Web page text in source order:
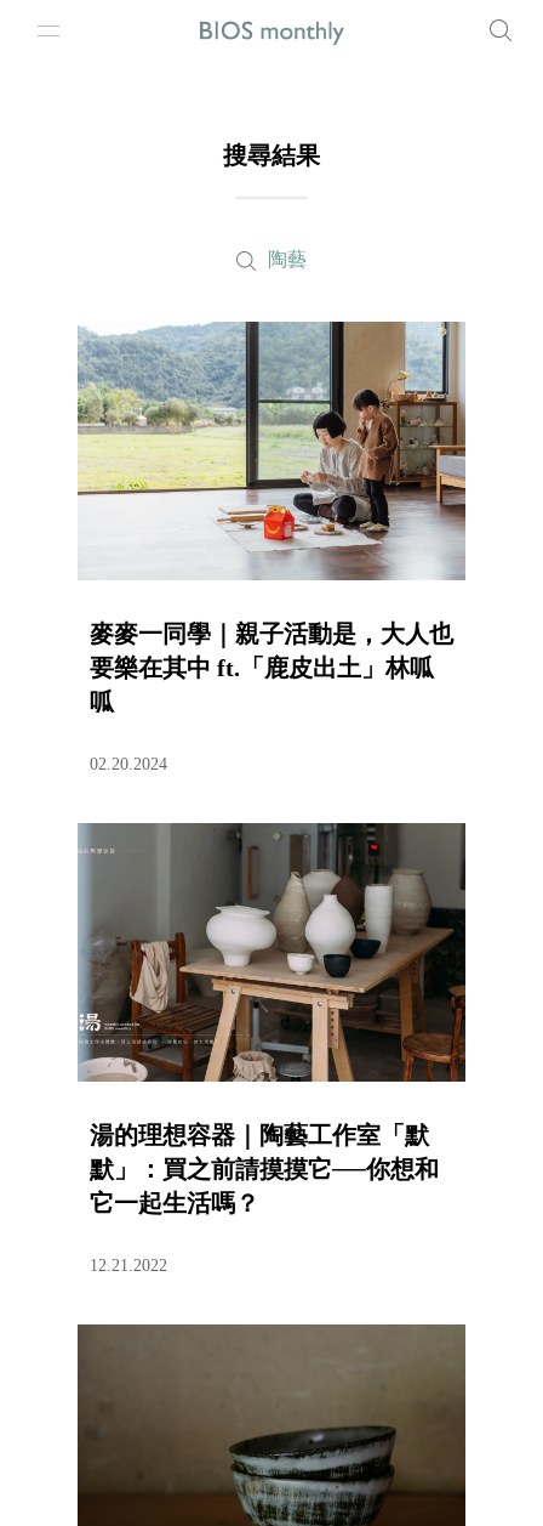
搜尋結果
陶藝
麥麥一同學｜親子活動是，大人也
要樂在其中 ft.「鹿皮出土」林呱
呱
02.20.2024
湯的理想容器｜陶藝工作室「默
默」：買之前請摸摸它──你想和
它一起生活嗎？
12.21.2022